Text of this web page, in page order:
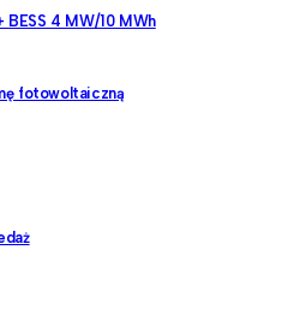
BESS 4 MW/10 MWh
fotowoltaiczną